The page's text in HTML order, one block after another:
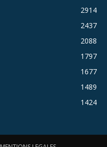
2914
2437
2088
1797
1677
1489
1424